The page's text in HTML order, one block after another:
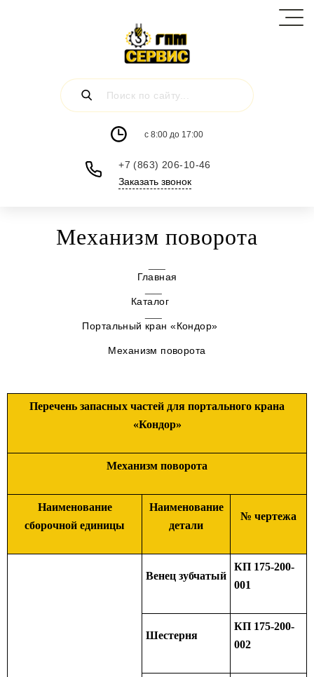
c 8:00 до 17:00
+7 (863) 206-10-46
Заказать звонок
Механизм поворота
Главная
Каталог
Портальный кран «Кондор»
Механизм поворота
Перечень запасных частей для портального крана
«Кондор»
Механизм поворота
Наименование
сборочной единицы
Наименование
детали
№ чертежа
Венец зубчатый
КП 175-200-
001
Шестерня
КП 175-200-
002